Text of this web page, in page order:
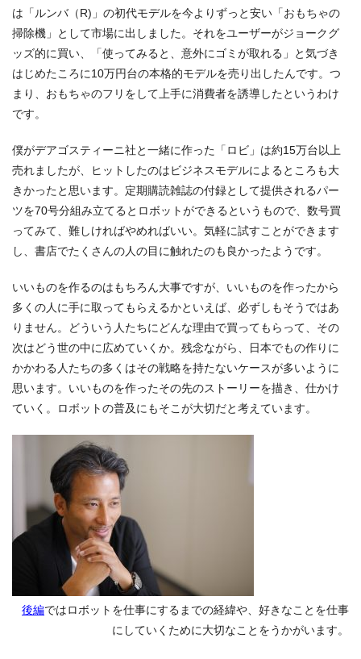
は「ルンバ（R)」の初代モデルを今よりずっと安い「おもちゃの
掃除機」として市場に出しました。それをユーザーがジョークグ
ッズ的に買い、「使ってみると、意外にゴミが取れる」と気づき
はじめたころに10万円台の本格的モデルを売り出したんです。つ
まり、おもちゃのフリをして上手に消費者を誘導したというわけ
です。
僕がデアゴスティーニ社と一緒に作った「ロビ」は約15万台以上
売れましたが、ヒットしたのはビジネスモデルによるところも大
きかったと思います。定期購読雑誌の付録として提供されるパー
ツを70号分組み立てるとロボットができるというもので、数号買
ってみて、難しければやめればいい。気軽に試すことができます
し、書店でたくさんの人の目に触れたのも良かったようです。
いいものを作るのはもちろん大事ですが、いいものを作ったから
多くの人に手に取ってもらえるかといえば、必ずしもそうではあ
りません。どういう人たちにどんな理由で買ってもらって、その
次はどう世の中に広めていくか。残念ながら、日本でもの作りに
かかわる人たちの多くはその戦略を持たないケースが多いように
思います。いいものを作ったその先のストーリーを描き、仕かけ
ていく。ロボットの普及にもそこが大切だと考えています。
後編ではロボットを仕事にするまでの経緯や、好きなことを仕事
にしていくために大切なことをうかがいます。